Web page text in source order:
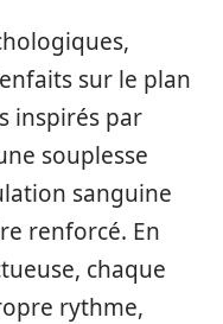
sur le plan
inspirés par
souplesse
sanguine
renforcé. En
chaque
rythme,